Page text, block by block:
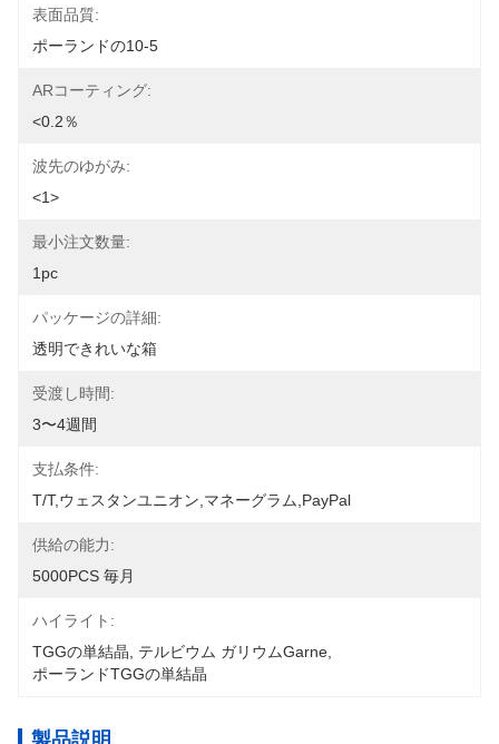
表面品質:
ポーランドの10-5
ARコーティング:
<0.2％
波先のゆがみ:
<1>
最小注文数量:
1pc
パッケージの詳細:
透明できれいな箱
受渡し時間:
3〜4週間
支払条件:
T/T,ウェスタンユニオン,マネーグラム,PayPal
供給の能力:
5000PCS 毎月
ハイライト:
TGGの単結晶
テルビウム ガリウムGarne
ポーランドTGGの単結晶
製品説明